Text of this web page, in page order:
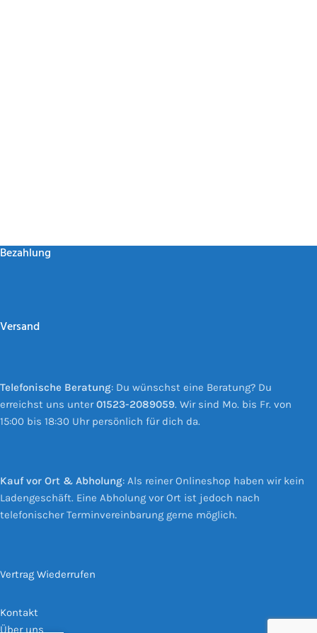
Bezahlung
Versand
Telefonische Beratung: Du wünschst eine Beratung? Du
erreichst uns unter01523-2089059. Wir sind Mo. bis Fr. von
15:00 bis 18:30 Uhr persönlich für dich da.
Kauf vor Ort & Abholung: Als reiner Onlineshop haben wir kein
Ladengeschäft. Eine Abholung vor Ort ist jedoch nach
telefonischer Terminvereinbarung gerne möglich.
Vertrag Wiederrufen
Kontakt
Über uns